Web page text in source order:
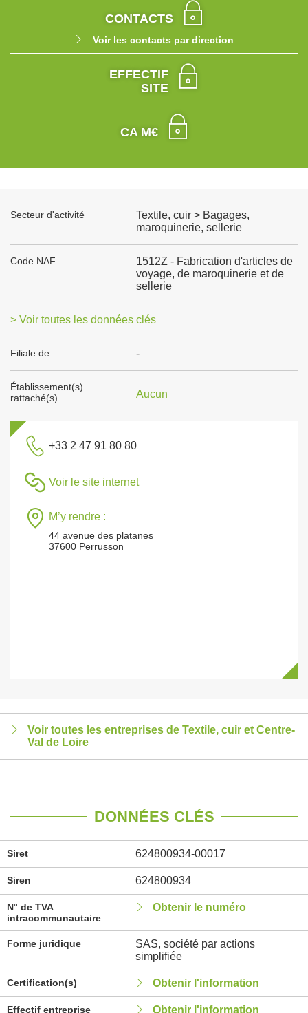
CONTACTS
Voir les contacts par direction
EFFECTIF
SITE
CA M€
Secteur d'activité
Textile, cuir > Bagages,
maroquinerie, sellerie
Code NAF
1512Z - Fabrication d'articles de
voyage, de maroquinerie et de
sellerie
> Voir toutes les données clés
Filiale de -
Établissement(s)
rattaché(s)
Aucun
+33 2 47 91 80 80
Voir le site internet
M’y rendre :
44 avenue des platanes
37600 Perrusson
Voir toutes les entreprises de Textile, cuir et Centre-
Val de Loire
DONNÉES CLÉS
Siret 624800934-00017
Siren 624800934
N° de TVA
intracommunautaire
Obtenir le numéro
Forme juridique
SAS, société par actions
simplifiée
Certification(s) Obtenir l'information
Effectif entreprise Obtenir l'information